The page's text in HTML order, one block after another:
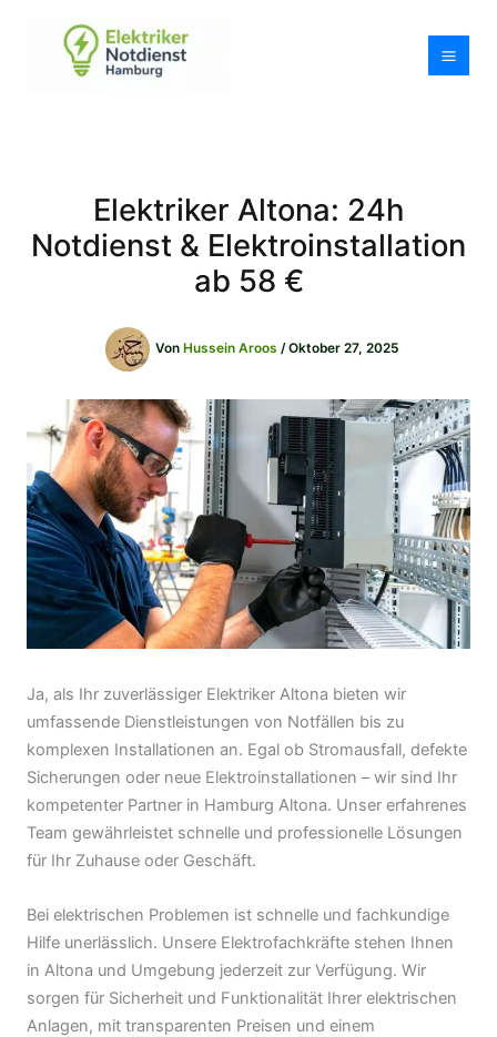
Elektriker Altona: 24h
Notdienst & Elektroinstallation
ab 58 €
Von Hussein Aroos /Oktober 27, 2025
Ja, als Ihr zuverlässiger Elektriker Altona bieten wir
umfassende Dienstleistungen von Notfällen bis zu
komplexen Installationen an. Egal ob Stromausfall, defekte
Sicherungen oder neue Elektroinstallationen – wir sind Ihr
kompetenter Partner in Hamburg Altona. Unser erfahrenes
Team gewährleistet schnelle und professionelle Lösungen
für Ihr Zuhause oder Geschäft.
Bei elektrischen Problemen ist schnelle und fachkundige
Hilfe unerlässlich. Unsere Elektrofachkräfte stehen Ihnen
in Altona und Umgebung jederzeit zur Verfügung. Wir
sorgen für Sicherheit und Funktionalität Ihrer elektrischen
Anlagen, mit transparenten Preisen und einem